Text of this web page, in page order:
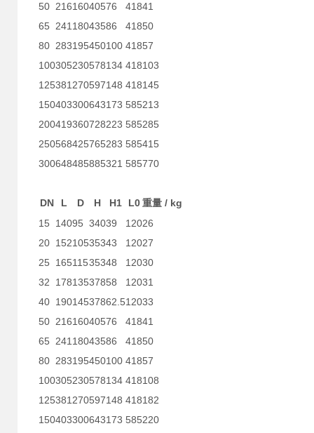
50 21616040576 41841
65
241 18043586 41850
80 283195450100 41857
100305230578134 418103
125381 270597148 418145
150403300643173 585213
200419360728223 585285
250568425765283 585415
300648485885321 585770
DN L D H H1 L0 重量 / kg
15
14095 34039 12026
20 15210535343 12027
25
16511535348 12030
32
17813537858 12031
40 19014537862.512033
50 21616040576 41841
65
241 18043586 41850
80 283195450100 41857
100305230578134 418108
125381 270597148 418182
150403300643173 585220